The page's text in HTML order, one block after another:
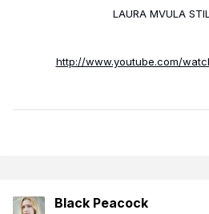
LAURA MVULA
http://www.youtube.com/
Black Peacock